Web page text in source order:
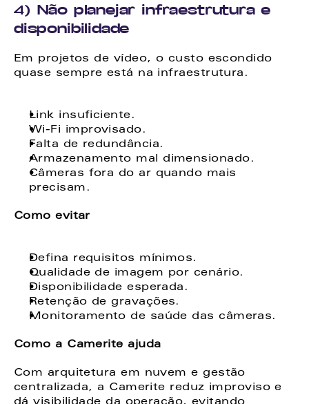
4) Não planejar infraestrutura e
disponibilidade
Em projetos de vídeo, o custo escondido
quase sempre está na infraestrutura.
Link insuficiente.
Wi-Fi improvisado.
Falta de redundância.
Armazenamento mal dimensionado.
Câmeras fora do ar quando mais
precisam.
Como evitar
Defina requisitos mínimos.
Qualidade de imagem por cenário.
Disponibilidade esperada.
Retenção de gravações.
Monitoramento de saúde das câmeras.
Como a Camerite ajuda
Com arquitetura em nuvem e gestão
centralizada, a Camerite reduz improviso e